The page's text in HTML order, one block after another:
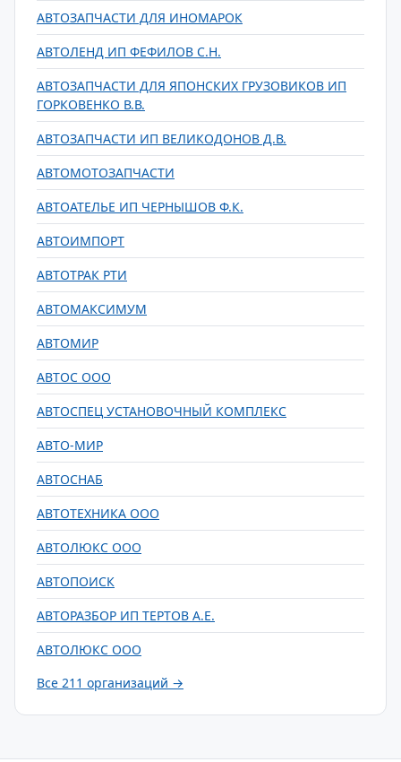
АВТОЗАПЧАСТИ ДЛЯ ИНОМАРОК
АВТОЛЕНД ИП ФЕФИЛОВ С.Н.
АВТОЗАПЧАСТИ ДЛЯ ЯПОНСКИХ ГРУЗОВИКОВ ИП
ГОРКОВЕНКО В.В.
АВТОЗАПЧАСТИ ИП ВЕЛИКОДОНОВ Д.В.
АВТОМОТОЗАПЧАСТИ
АВТОАТЕЛЬЕ ИП ЧЕРНЫШОВ Ф.К.
АВТОИМПОРТ
АВТОТРАК РТИ
АВТОМАКСИМУМ
АВТОМИР
АВТОС ООО
АВТОСПЕЦ УСТАНОВОЧНЫЙ КОМПЛЕКС
АВТО-МИР
АВТОСНАБ
АВТОТЕХНИКА ООО
АВТОЛЮКС ООО
АВТОПОИСК
АВТОРАЗБОР ИП ТЕРТОВ А.Е.
АВТОЛЮКС ООО
Все 211 организаций →